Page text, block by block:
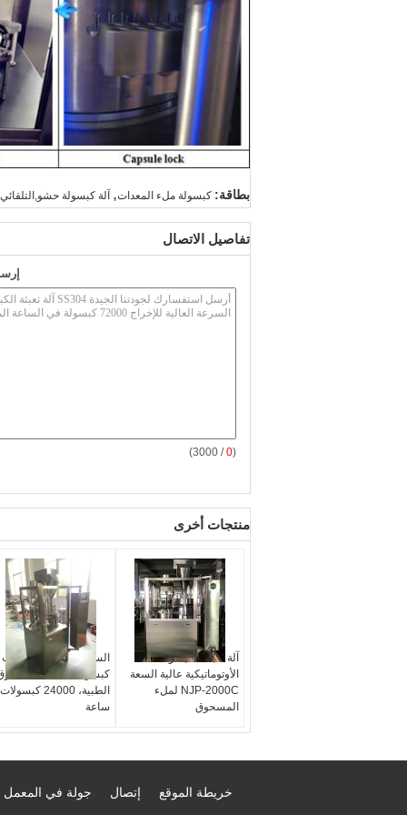
بطاقة: كبسولة ملء المعدات, آلة كبسولة
تفاصيل الاتصال
(
0
/ 3000)
منتجات أخرى
السيارات الكاملة الصلب
كبسولة ملء آلة
الطبية، 24000
ساعة
آلة تعبئة الكبسولة
الأوتوماتيكية عالية السعة
NJP-2000C لملء
المسحوق
خريطة الموقع إتصال جولة في المعمل